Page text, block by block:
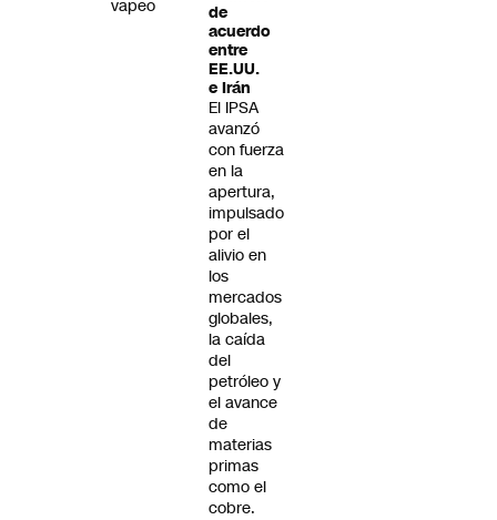
de
acuerdo
entre
EE.UU.
e Irán
El IPSA
avanzó
con fuerza
en la
apertura,
impulsado
por el
alivio en
los
mercados
globales,
la caída
del
petróleo y
el avance
de
materias
primas
como el
cobre.
vapeo